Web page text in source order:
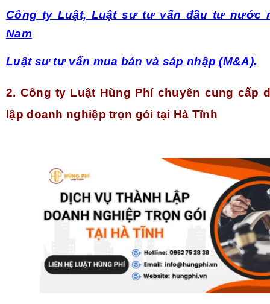
Công ty Luật, Luật sư tư vấn đầu tư nước
Nam
Luật sư tư vấn mua bán và sáp nhập (M&A).
2. Công ty Luật Hùng Phí chuyên cung cấp
lập doanh nghiệp trọn gói tại Hà Tĩnh